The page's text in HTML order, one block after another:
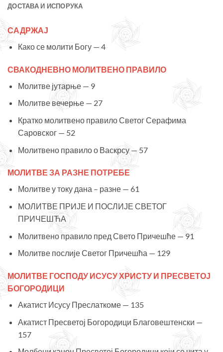
ДОСТАВА И ИСПОРУКА
САДРЖАЈ
Како се молити Богу — 4
СВАКОДНЕВНО МОЛИТВЕНО ПРАВИЛО
Молитве јутарње — 9
Молитве вечерње — 27
Кратко молитвено правило Светог Серафима
Саровског — 52
Молитвено правило о Васкрсу — 57
МОЛИТВЕ ЗА РАЗНЕ ПОТРЕБЕ
Молитве у току дана – разне — 61
МОЛИТВЕ ПРИЈЕ И ПОСЛИЈЕ СВЕТОГ
ПРИЧЕШЋА
Молитвено правило пред Свето Причешће — 91
Молитве послије Светог Причешћа — 129
МОЛИТВЕ ГОСПОДУ ИСУСУ ХРИСТУ И ПРЕСВЕТОЈ
БОГОРОДИЦИ
Акатист Исусу Преслаткоме — 135
Акатист Пресветој Богородици Благовештенски —
157